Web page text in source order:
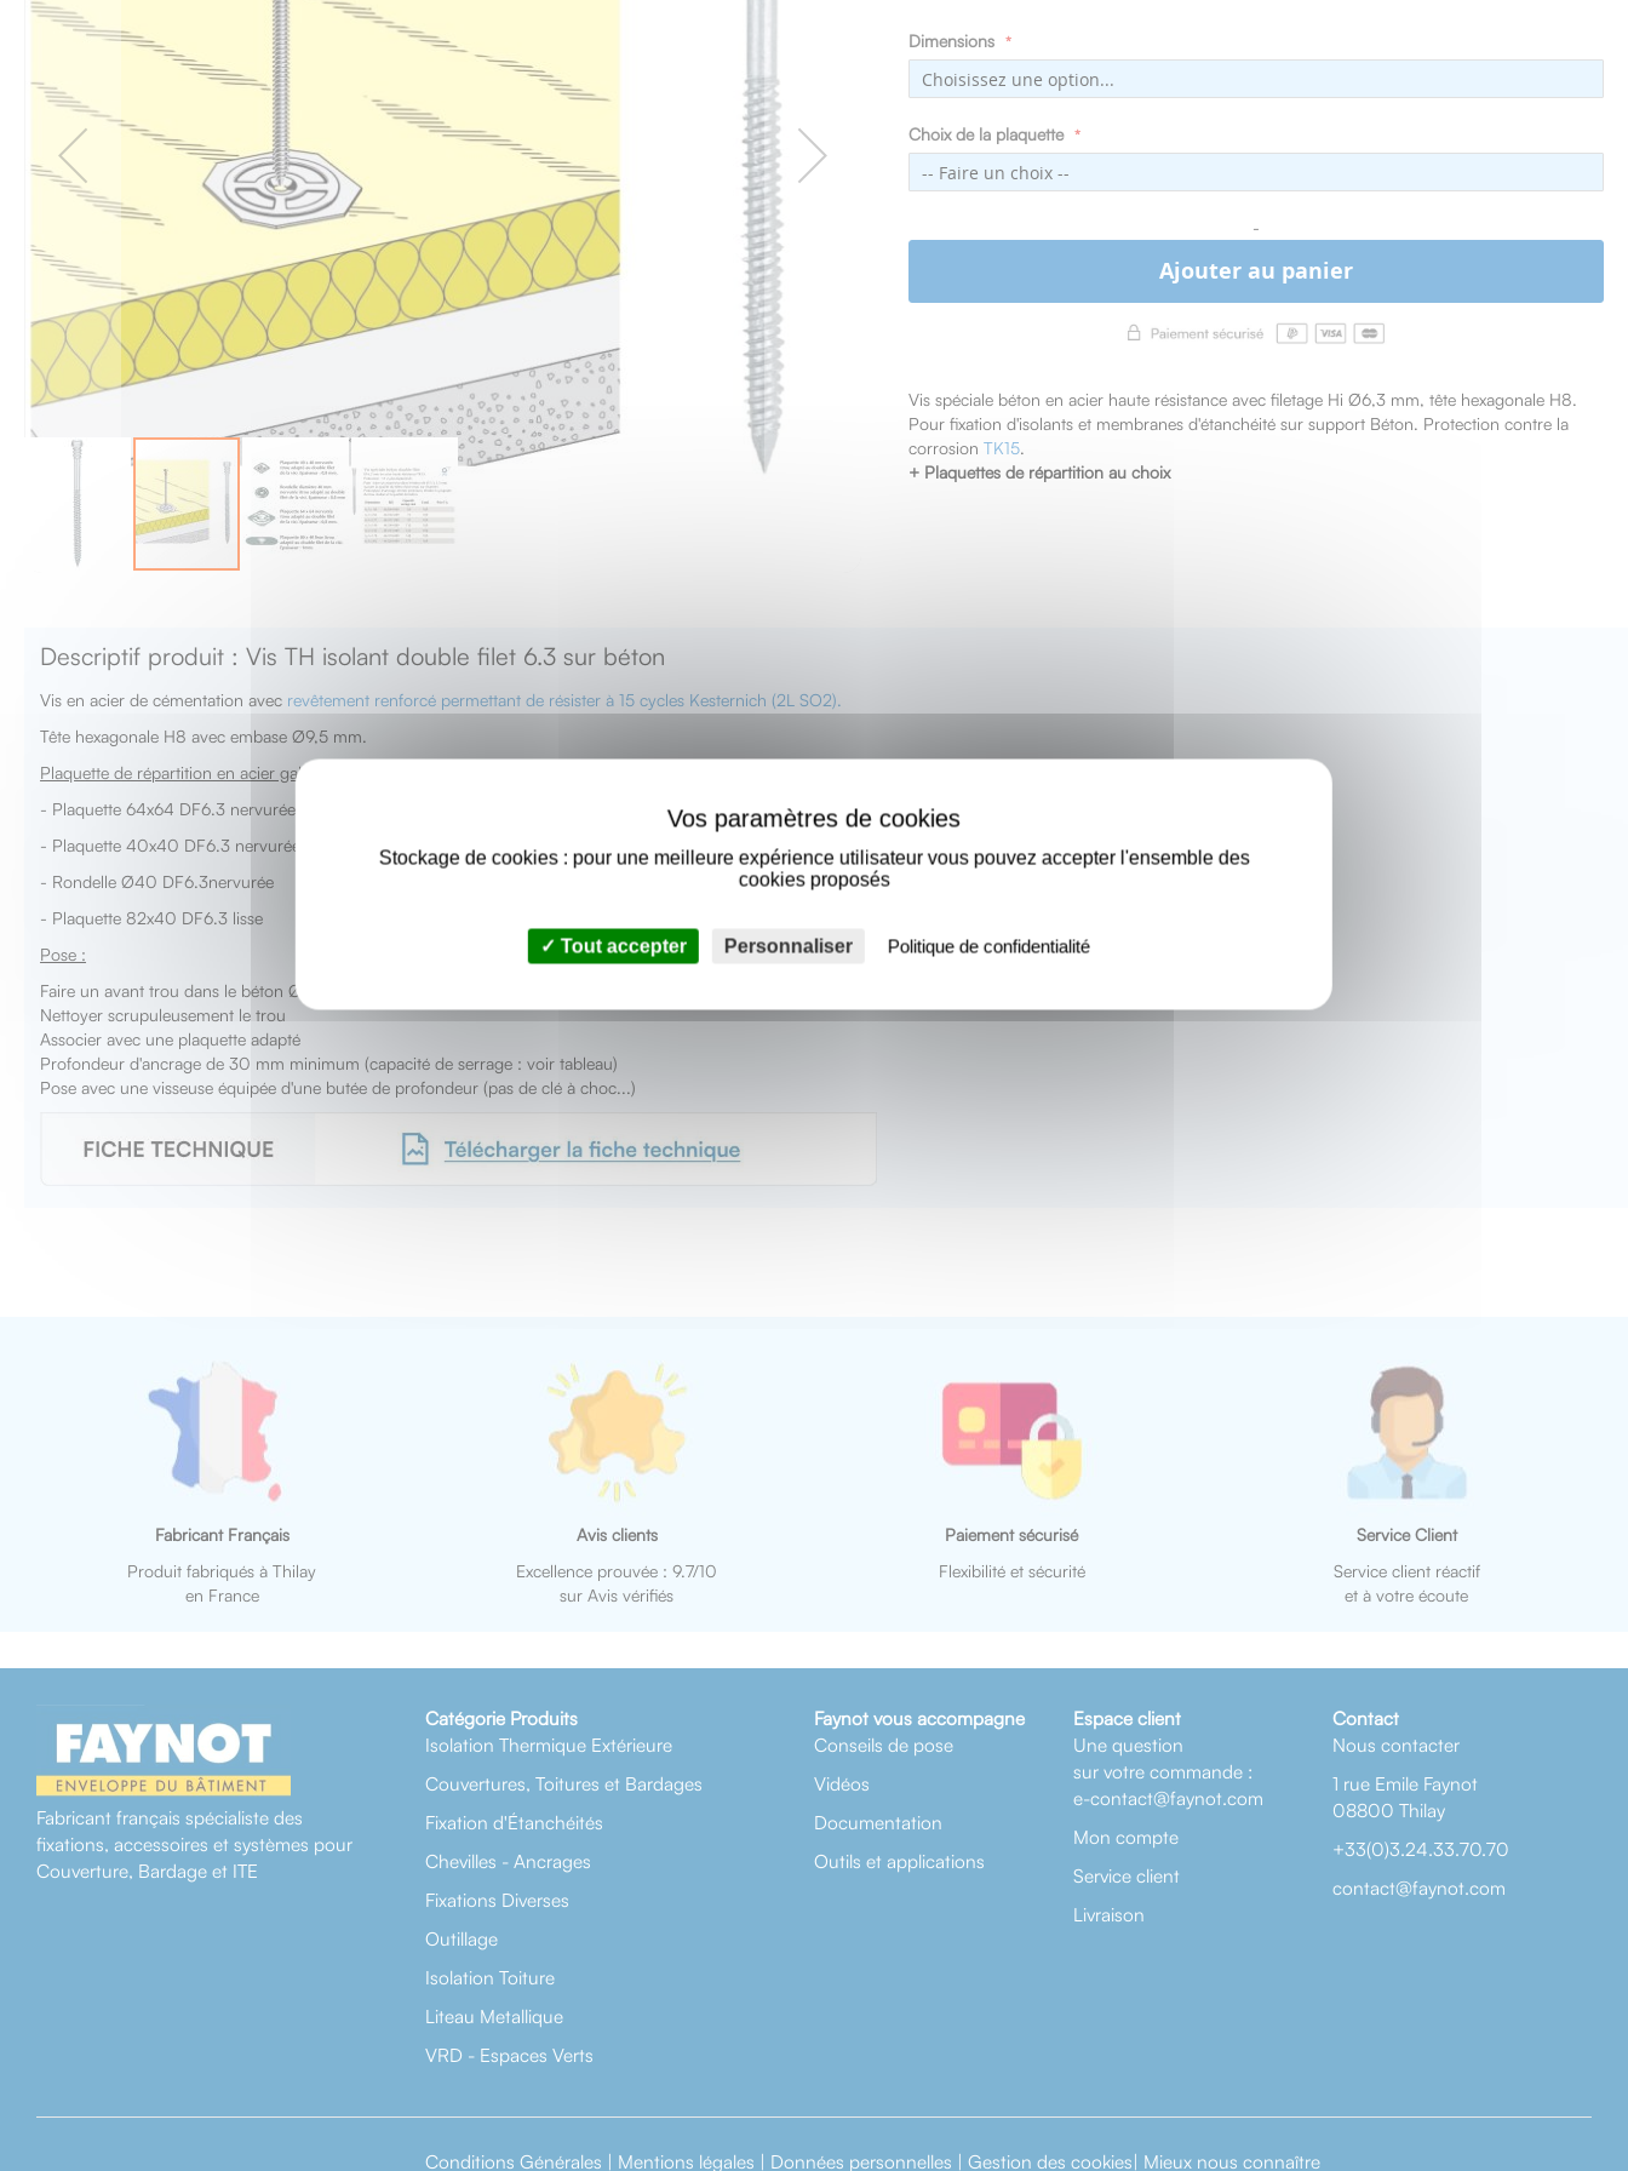
Dimensions
Choix de la plaquette
-
Ajouter au panier
Vis spéciale béton en acier haute résistance avec filetage Hi Ø6,3 mm, tête hexagonale H8.
Pour fixation d'isolants et membranes d'étanchéité sur support Béton. Protection contre la
corrosionTK15.
+ Plaquettes de répartition au choix
beginning
the
images
Descriptif produit : Vis TH isolant double filet 6.3 sur béton
Vis en acier de cémentation avec revêtement renforcé permettant de résister à 15 cycles Kesternich (2L SO2).
Tête hexagonale H8 avec embase Ø9,5 mm.
Plaquette de répartition en acier galvanisée Z275 :
- Plaquette 64x64 DF6.3 nervurée
- Plaquette 40x40 DF6.3 nervurée
- Rondelle Ø40 DF6.3nervurée
- Plaquette 82x40 DF6.3 lisse
Pose :
Faire un avant trou dans le béton Ø5 à Ø5,5 mm selon la qualité du béton (réaliser un essai sur chantier)
Nettoyer scrupuleusement le trou
Associer avec une plaquette adapté
Profondeur d'ancrage de 30 mm minimum (capacité de serrage : voir tableau)
Pose avec une visseuse équipée d'une butée de profondeur (pas de clé à choc...)
Fabricant Français
Produit fabriqués à Thilay
en France
Avis clients
Excellence prouvée : 9.7/10
sur Avis vérifiés
Paiement sécurisé
Flexibilité et sécurité
Service Client
Service client réactif
et à votre écoute
Fabricant français spécialiste des
fixations, accessoires et systèmes pour
Couverture, Bardage et ITE
Catégorie Produits
Isolation Thermique Extérieure
Couvertures, Toitures et Bardages
Fixation d'Étanchéités
Chevilles - Ancrages
Fixations Diverses
Outillage
Isolation Toiture
Liteau Metallique
VRD - Espaces Verts
Faynot vous accompagne
Conseils de pose
Vidéos
Documentation
Outils et applications
Espace client
Une question
sur votre commande :
e-contact@faynot.com
Mon compte
Service client
Livraison
Contact
Nous contacter
1 rue Emile Faynot
08800 Thilay
+33(0)3.24.33.70.70
contact@faynot.com
Conditions Générales | Mentions légales | Données personnelles | Gestion des cookies| Mieux nous connaître
Stockage de cookies : pour une meilleure expérience utilisateur vous pouvez accepter l'ensemble des
cookies proposés
Tout accepter Personnaliser Politique de confidentialité